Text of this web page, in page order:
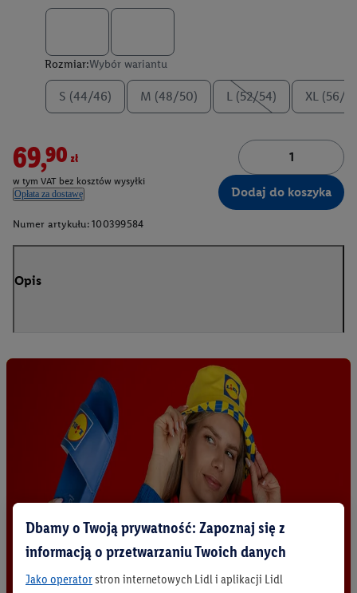
Rozmiar:Wybór wariantu
S (44/46) M (48/50) L (52/54) XL (56/
69,90zł
w tym VAT bez kosztów wysyłki
Opłata za dostawę
Dodaj do koszyka
Numer artykułu: 100399584
Opis
Dbamy o Twoją prywatność: Zapoznaj się z
informacją o przetwarzaniu Twoich danych
Jako operatorstron internetowych Lidl i aplikacji Lidl